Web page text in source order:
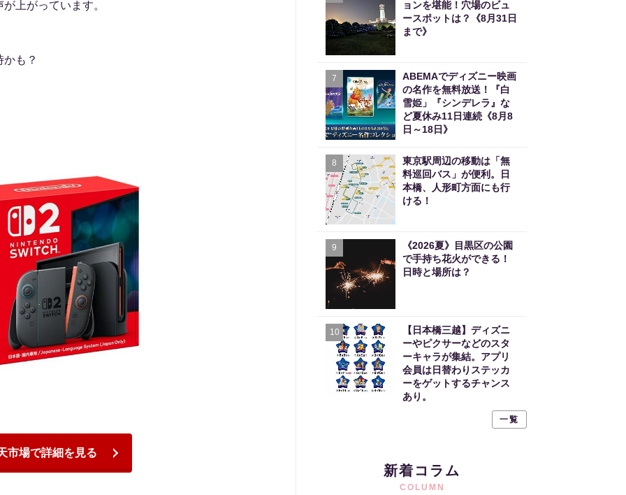
上がっています。
も？
市場で詳細を見る
ョンを堪能！穴場のビュ
ースポットは？《8月31日
まで》
7
ABEMAでディズニー映画
の名作を無料放送！『白
雪姫」『シンデレラ』な
ど夏休み11日連続《8月8
日～18日》
8
東京駅周辺の移動は「無
料巡回バス」が便利。日
本橋、人形町方面にも行
ける！
9
《2026夏》目黒区の公園
で手持ち花火ができる！
日時と場所は？
10
【日本橋三越】ディズニ
ーやピクサーなどのスタ
ーキャラが集結。アプリ
会員は日替わりステッカ
ーをゲットするチャンス
あり。
一覧
新着コラム
COLUMN